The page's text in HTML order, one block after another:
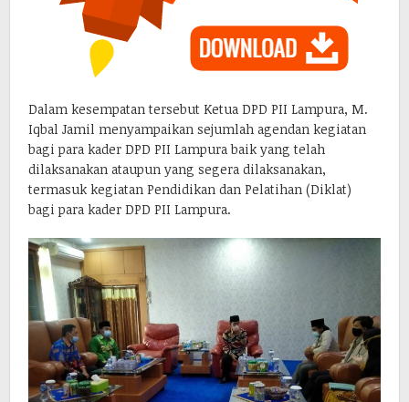
Dalam kesempatan tersebut Ketua DPD PII Lampura, M.
Iqbal Jamil menyampaikan sejumlah agendan kegiatan
bagi para kader DPD PII Lampura baik yang telah
dilaksanakan ataupun yang segera dilaksanakan,
termasuk kegiatan Pendidikan dan Pelatihan (Diklat)
bagi para kader DPD PII Lampura.